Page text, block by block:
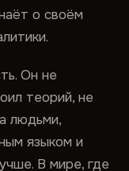
о своём
Он не
теорий, не
людьми,
языком и
В мире, где